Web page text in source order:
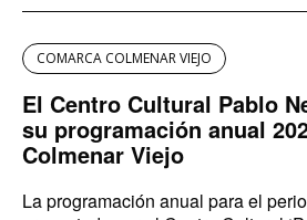
COMARCA COLMENAR VIEJO
El Centro Cultural Pablo
su programación anual
Colmenar Viejo
La programación anual para el